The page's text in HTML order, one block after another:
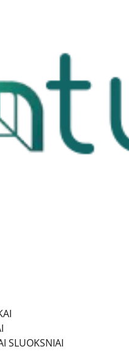
SLUOKSNIAI